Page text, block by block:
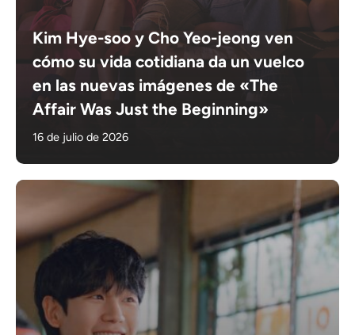
Kim Hye-soo y Cho Yeo-jeong ven
cómo su vida cotidiana da un vuelco
en las nuevas imágenes de «The
Affair Was Just the Beginning»
16 de julio de 2026